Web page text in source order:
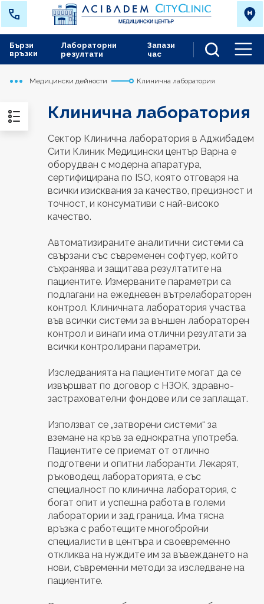
Лабораторни
резултати
Запази
час
Бързи
връзки
Начало
Варна
Медицински дейности Клинична лаборатория
Клинична лаборатория
Сектор Клинична лаборатория в Аджибадем
Сити Клиник Медицински център Варна е
оборудван с модерна апаратура,
сертифицирана по ISO, която отговаря на
всички изисквания за качество, прецизност и
точност, и консумативи с най-високо
качество.
Автоматизираните аналитични системи са
свързани със съвременен софтуер, който
съхранява и защитава резултатите на
пациентите. Измерваните параметри са
подлагани на ежедневен вътрелабораторен
контрол. Клиничната лаборатория участва
във всички системи за външен лабораторен
контрол и винаги има отлични резултати за
всички контролирани параметри.
Изследванията на пациентите могат да се
извършват по договор с НЗОК, здравно-
застрахователни фондове или се заплащат.
Използват се „затворени системи“ за
вземане на кръв за еднократна употреба.
Пациентите се приемат от отлично
подготвени и опитни лаборанти. Лекарят,
ръководещ лабораторията, е със
специалност по клинична лаборатория, с
богат опит и успешна работа в големи
лаборатории и зад граница. Има тясна
връзка с работещите многобройни
специалисти в центъра и своевременно
откликва на нуждите им за въвеждането на
нови, съвременни методи за изследване на
пациентите.